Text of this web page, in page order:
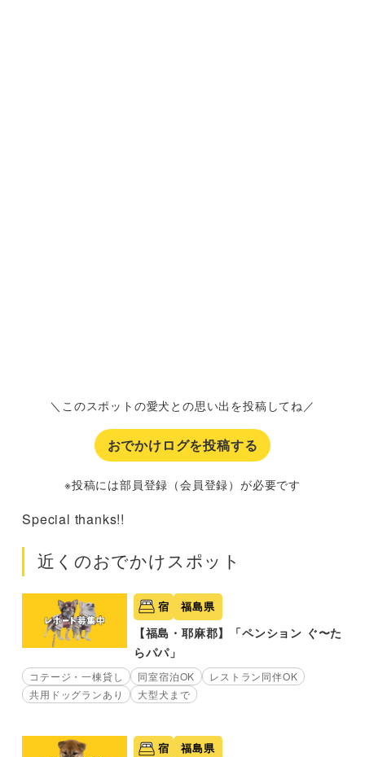
＼このスポットの愛犬との思い出を投稿してね／
おでかけログを投稿する
※投稿には部員登録（会員登録）が必要です
Special thanks!!
近くのおでかけスポット
宿 福島県
【福島・耶麻郡】「ペンション ぐ〜た
らパパ」
コテージ・一棟貸し 同室宿泊OK
レストラン同伴OK
共用ドッグランあり
大型犬まで
宿 福島県